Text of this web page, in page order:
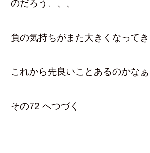
のだろう、、、
負の気持ちがまた大きくなってき
これから先良いことあるのかなぁ
その72 へつづく